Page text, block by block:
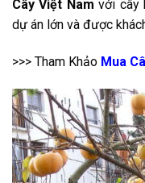
Cây Việt Nam với cây
dự án lớn và được
>>> Tham Khảo Mua